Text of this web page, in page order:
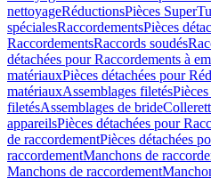
nettoyageRéductionsPièces
spécialesRaccordementsPièces
RaccordementsRaccords soudés
détachées pour Raccordements à
matériauxPièces détachées pour
matériauxAssemblages filetés
filetésAssemblages de bride
appareilsPièces détachées pour
de raccordementPièces détachées
raccordementManchons de
Manchons de raccordement